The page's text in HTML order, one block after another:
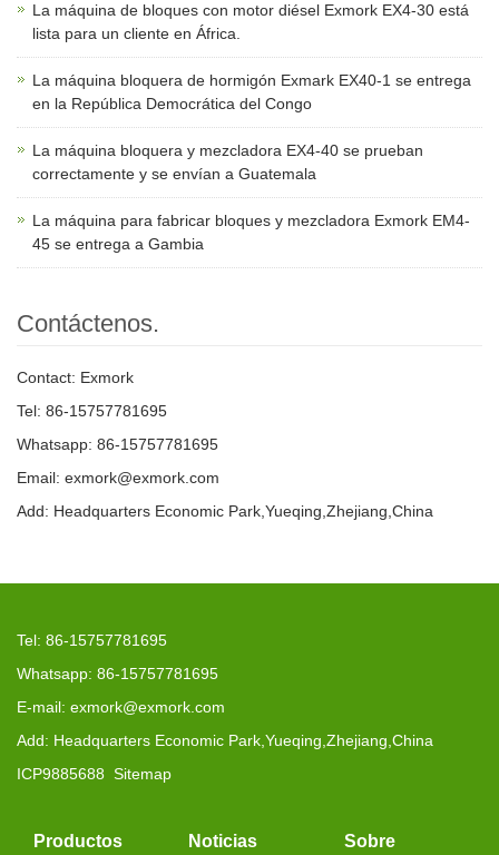
La máquina de bloques con motor diésel Exmork EX4-30 está
lista para un cliente en África.
La máquina bloquera de hormigón Exmark EX40-1 se entrega
en la República Democrática del Congo
La máquina bloquera y mezcladora EX4-40 se prueban
correctamente y se envían a Guatemala
La máquina para fabricar bloques y mezcladora Exmork EM4-
45 se entrega a Gambia
Contáctenos.
Contact: Exmork
Tel: 86-15757781695
Whatsapp: 86-15757781695
Email: exmork@exmork.com
Add: Headquarters Economic Park,Yueqing,Zhejiang,China
Tel: 86-15757781695
Whatsapp: 86-15757781695
E-mail: exmork@exmork.com
Add: Headquarters Economic Park,Yueqing,Zhejiang,China
ICP9885688 Sitemap
Productos Noticias Sobre